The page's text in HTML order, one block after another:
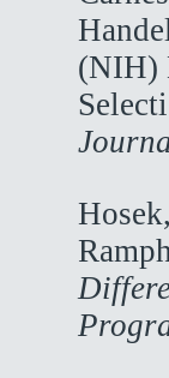
(NIH)